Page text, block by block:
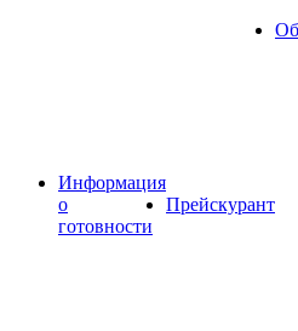
Информация
о
готовности
Прейскурант